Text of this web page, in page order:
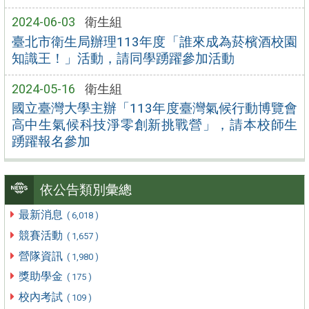
2024-06-03 衛生組
臺北市衛生局辦理113年度「誰來成為菸檳酒校園
知識王！」活動，請同學踴躍參加活動
2024-05-16 衛生組
國立臺灣大學主辦「113年度臺灣氣候行動博覽會
高中生氣候科技淨零創新挑戰營」，請本校師生
踴躍報名參加
依公告類別彙總
最新消息 ( 6,018 )
競賽活動 ( 1,657 )
營隊資訊 ( 1,980 )
獎助學金 ( 175 )
校內考試 ( 109 )